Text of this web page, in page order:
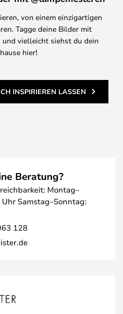
von einem einzigartigen
Tagge deine Bilder mit
und vielleicht siehst du dein
hier!
INSPIRIEREN LASSEN
Beratung?
Montag–
Samstag–Sonntag:
128